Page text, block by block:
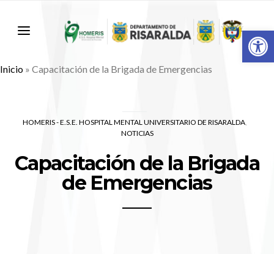
Inicio » Capacitación de la Brigada de Emergencias
HOMERIS - E.S.E. HOSPITAL MENTAL UNIVERSITARIO DE RISARALDA
NOTICIAS
Capacitación de la Brigada
de Emergencias